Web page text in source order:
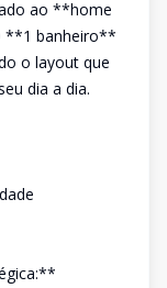
ao **home
**1 banheiro**
o layout que
dia a dia.